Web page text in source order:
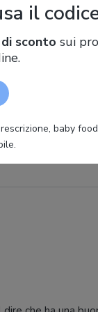
Capacità di 33 L,
33L
il
sconto sui
baby